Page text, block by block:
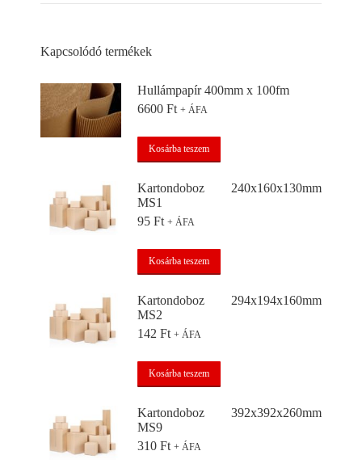
Kapcsolódó termékek
Hullámpapír 400mm x 100fm
6600 Ft + ÁFA
Kosárba teszem
Kartondoboz 240x160x130mm
MS1
95 Ft + ÁFA
Kosárba teszem
Kartondoboz 294x194x160mm
MS2
142 Ft + ÁFA
Kosárba teszem
Kartondoboz 392x392x260mm
MS9
310 Ft + ÁFA